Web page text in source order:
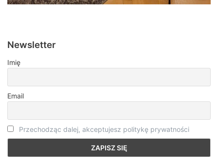
Newsletter
Imię
Email
Przechodząc dalej, akceptujesz politykę prywatności